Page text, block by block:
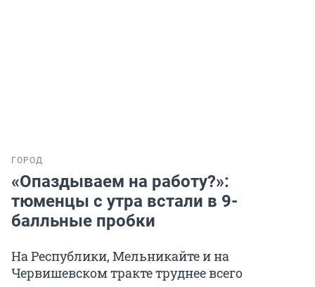
ГОРОД
«Опаздываем на работу?»:
тюменцы с утра встали в 9-
балльные пробки
На Республики, Мельникайте и на
Червишевском тракте труднее всего